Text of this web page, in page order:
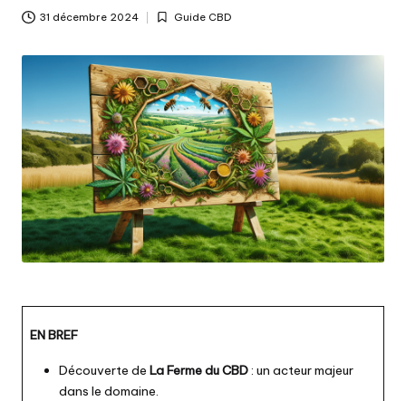
31 décembre 2024
Posted
Guide CBD
EN BREF
Découverte de La Ferme du CBD: un acteur majeur
dans le domaine.